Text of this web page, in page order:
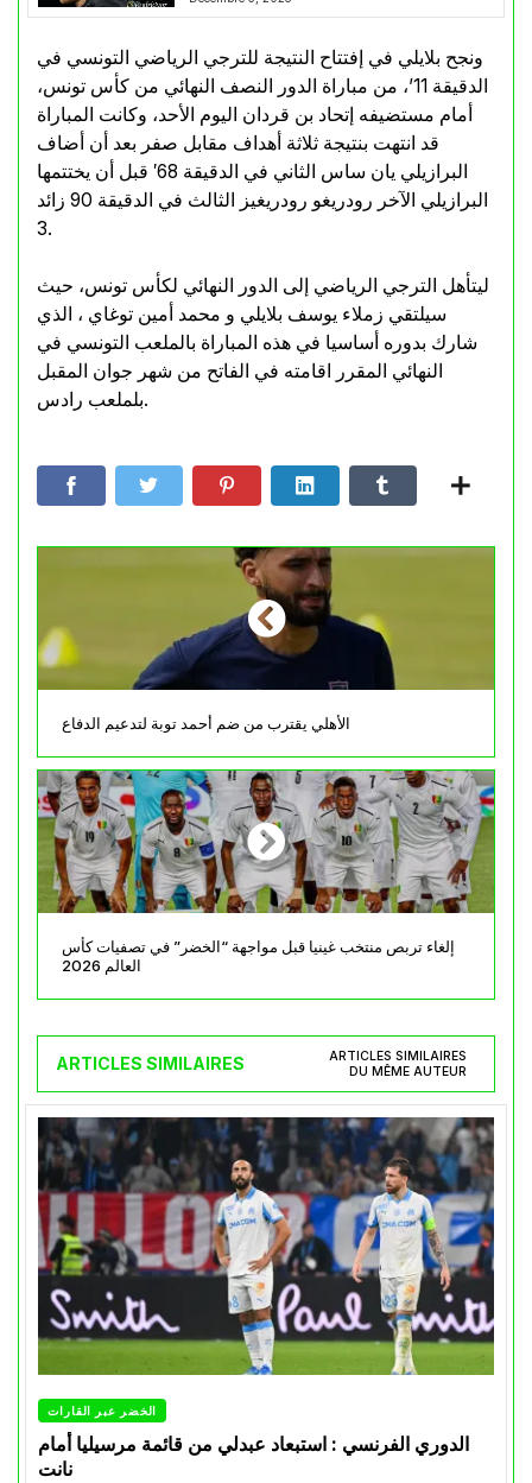
ونجح بلايلي في إفتتاح النتيجة للترجي الرياضي التونسي في
الدقيقة 11’، من مباراة الدور النصف النهائي من كأس تونس،
أمام مستضيفه إتحاد بن قردان اليوم الأحد، وكانت المباراة
قد انتهت بنتيجة ثلاثة أهداف مقابل صفر بعد أن أضاف
البرازيلي يان ساس الثاني في الدقيقة 68′ قبل أن يختتمها
البرازيلي الآخر رودريغو رودريغيز الثالث في الدقيقة 90 زائد
3.
ليتأهل الترجي الرياضي إلى الدور النهائي لكأس تونس، حيث
سيلتقي زملاء يوسف بلايلي و محمد أمين توغاي ، الذي
شارك بدوره أساسيا في هذه المباراة بالملعب التونسي في
النهائي المقرر اقامته في الفاتح من شهر جوان المقبل
بلملعب رادس.
الأهلي يقترب من ضم أحمد توبة لتدعيم الدفاع
إلغاء تربص منتخب غينيا قبل مواجهة “الخضر” في تصفيات كأس
العالم 2026
ARTICLES SIMILAIRES
ARTICLES SIMILAIRES
DU MÊME AUTEUR
الخضر عبر القارات
الدوري الفرنسي : استبعاد عبدلي من قائمة مرسيليا أمام
نانت